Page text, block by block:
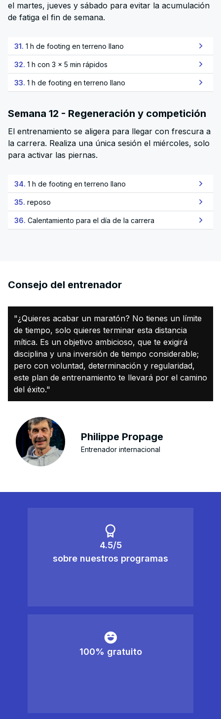
el martes, jueves y sábado para evitar la acumulación
de fatiga el fin de semana.
31. 1 h de footing en terreno llano
32. 1 h con 3 x 5 min rápidos
33. 1 h de footing en terreno llano
Semana 12 - Regeneración y competición
El entrenamiento se aligera para llegar con frescura a
la carrera. Realiza una única sesión el miércoles, solo
para activar las piernas.
34. 1 h de footing en terreno llano
35. reposo
36. Calentamiento para el día de la carrera
Consejo del entrenador
"¿Quieres acabar un maratón? No tienes un límite
de tiempo, solo quieres terminar esta distancia
mítica. Es un objetivo ambicioso, que te exigirá
disciplina y una inversión de tiempo considerable;
pero con voluntad, determinación y regularidad,
este plan de entrenamiento te llevará por el camino
del éxito."
Philippe Propage
Entrenador internacional
4.5/5
sobre nuestros programas
100% gratuito